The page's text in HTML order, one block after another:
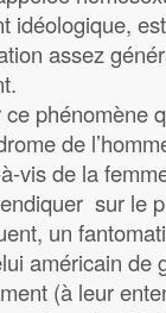
idéologique,
assez
phénomène
de
vis de la
sur le
un
américain de
(à leur